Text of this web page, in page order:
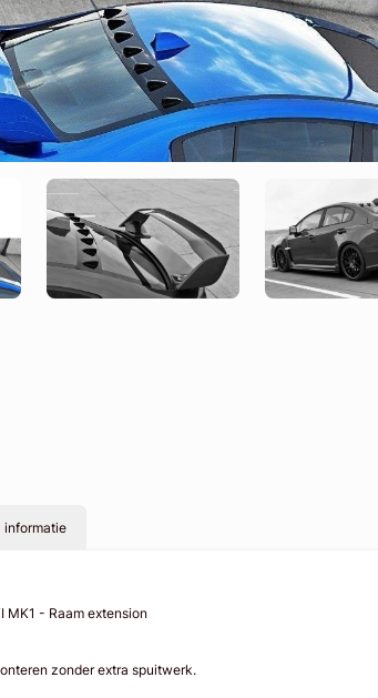
informatie
MK1 - Raam extension
zonder extra spuitwerk.